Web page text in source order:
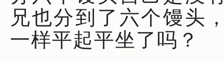
兄也分到了六个馒头
一样平起平坐了吗？